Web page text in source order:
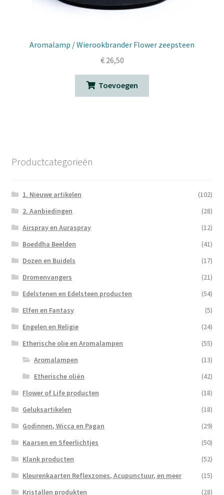
Aromalamp / Wierookbrander Flower zeepsteen
€26,50
Toevoegen
Productcategorieën
1. Nieuwe artikelen
(102)
2. Aanbiedingen
(28)
Airspray en Auraspray
(12)
Boeddha Beelden
(41)
Dozen en Buidels
(17)
Dromenvangers
(21)
Edelstenen en Edelsteen producten
(54)
Elfen en Fantasy
(5)
Engelen en Religie
(24)
Etherische olie en Aromalampen
(55)
Aromalampen
(13)
Etherische oliën
(42)
Flower of Life producten
(18)
Geluksartikelen
(18)
Godinnen, Wicca en Pagan
(29)
Kaarsen en Sfeerlichtjes
(50)
Klank producten
(52)
Kleurenkaarten Reflexzones, Acupunctuur, en meer
(15)
Kristallen produkten
(28)